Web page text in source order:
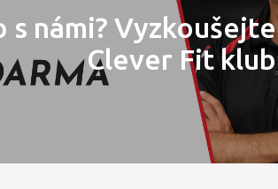
s námi? Vyzkoušejte
Clever Fit klub